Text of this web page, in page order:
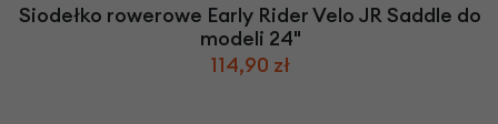
Siodełko rowerowe Early Rider Velo JR Saddle do
modeli 24"
114,90 zł